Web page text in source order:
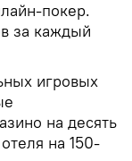
покер.
за каждый
игровых
на десять
на 150-